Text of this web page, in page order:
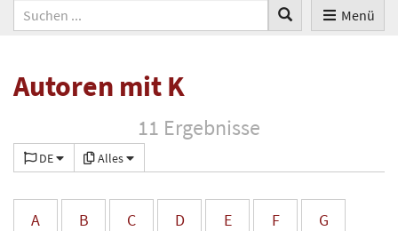
Menü
Autoren mit K
11 Ergebnisse
DE Alles
A B C D E F G